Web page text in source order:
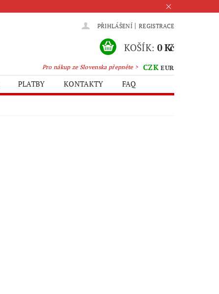
PŘIHLÁŠENÍ | REGISTRACE
Pro nákup ze Slovenska přepněte > CZK EUR
KOŠÍK: 0 Kč
PLATBY KONTAKTY FAQ